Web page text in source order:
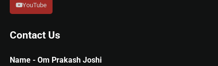
YouTube
Contact Us
Name - Om Prakash Joshi